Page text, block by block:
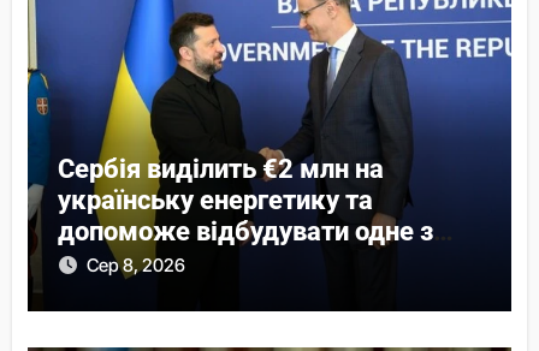
Сербія виділить €2 млн на
українську енергетику та
допоможе відбудувати одне з
містСер 8, 2026